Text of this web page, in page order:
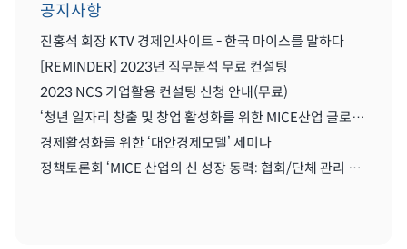
공지사항
진홍석 회장 KTV 경제인사이트 - 한국 마이스를 말하다
[REMINDER] 2023년 직무분석 무료 컨설팅
2023 NCS 기업활용 컨설팅 신청 안내(무료)
‘청년 일자리 창출 및 창업 활성화를 위한 MICE산업 글로벌화를 위한 세미나'
경제활성화를 위한 ‘대안경제모델’ 세미나
정책토론회 ‘MICE 산업의 신 성장 동력: 협회/단체 관리 및 복합리조트 산업’